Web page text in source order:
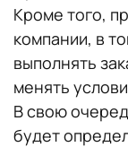
Кроме того,
компании, в
выполнять
менять
В свою
будет